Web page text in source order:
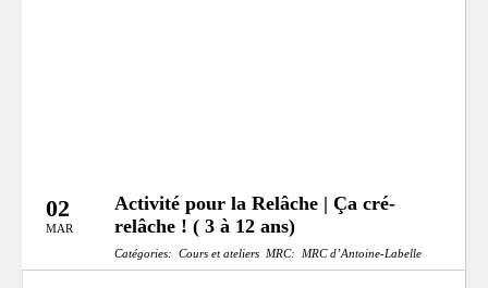
02
MAR
Activité pour la Relâche | Ça cré-
relâche ! ( 3 à 12 ans)
Catégories: Cours et ateliers MRC: MRC d’Antoine-Labelle